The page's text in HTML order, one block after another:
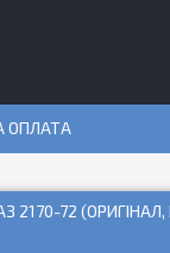
ОПЛАТА
72 (ОРИГІНАЛ,